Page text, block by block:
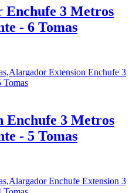
Enchufe 3 Metros
- 6 Tomas
Enchufe 3 Metros
- 5 Tomas